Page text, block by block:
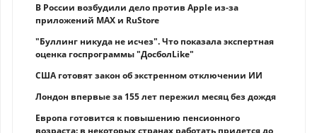
В России возбудили дело против Apple из-за
приложений MAX и RuStore
"Буллинг никуда не исчез". Что показала экспертная
оценка госпрограммы "ДосболLike"
США готовят закон об экстренном отключении ИИ
Лондон впервые за 155 лет пережил месяц без дождя
Европа готовится к повышению пенсионного
возраста: в некоторых странах работать придется до